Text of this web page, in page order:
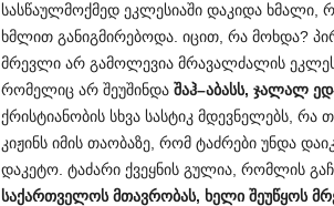
სასწაულმოქმედ ეკლესიაში დაკიდა ხმალი,
ხმლით განიგმირებოდა. იცით, რა მოხდა?
მრევლი არ გამოლევია მრავალძალის
რომელიც არ შეუშინდა შაჰ–აბასს, ჯალალ ედ
ქრისტიანობის სხვა სასტიკ მდევნელებს, რა
კიჟინს იმის თაობაზე, რომ ტაძრები უნდა
დაკეტო. ტაძარი ქვეყნის გულია, რომლის
საქართველოს მთავრობას, ხელი შეუწყოს